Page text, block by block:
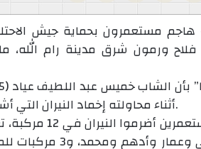
هاجم مستعمرون بحماية جيش
فلاح ورمون شرق مدينة رام
أثناء محاولته إخماد النيران التي أشعلها مستعمرون في مركبات المواطنين.
وأبناؤه نمر